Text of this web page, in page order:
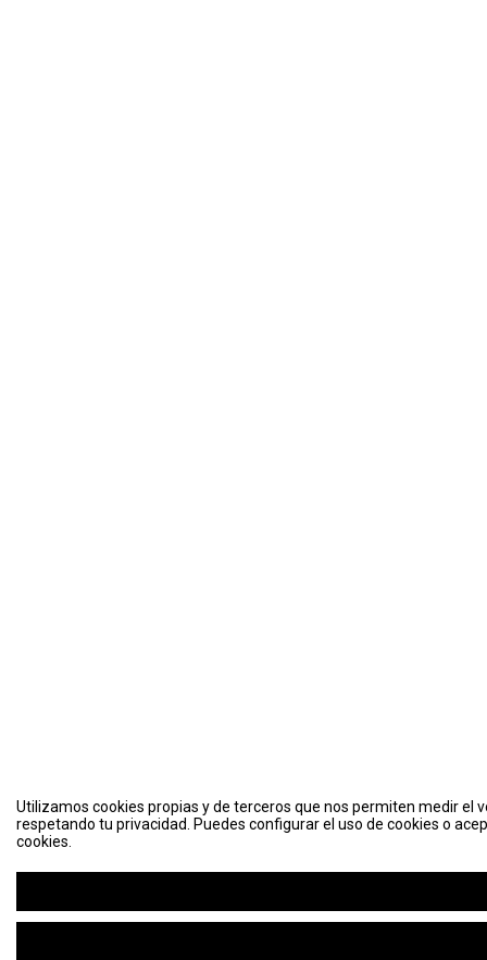
Utilizamos cookies propias y de terceros que nos permiten medir el
respetando tu privacidad. Puedes configurar el uso de cookies o
cookies.